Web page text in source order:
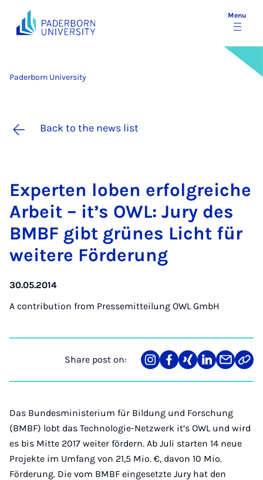
Menu
Paderborn University
Back to the news list
Ex­per­ten loben er­fol­greiche
Arbeit – it’s OWL: Jury des
BMBF gibt grünes Licht für
weit­ere För­der­ung
30.05.2014
A contribution from Pressemitteilung OWL GmbH
Share post on:
Share
on
Teilen
auf
Teilen
auf
Teilen
auf
Teilen
über
Mail
Link
Das Bundesministerium für Bildung und Forschung
(BMBF) lobt das Technologie-Netzwerk it’s OWL und wird
es bis Mitte 2017 weiter fördern. Ab Juli starten 14 neue
Projekte im Umfang von 21,5 Mio. €, davon 10 Mio.
Förderung. Die vom BMBF eingesetzte Jury hat den